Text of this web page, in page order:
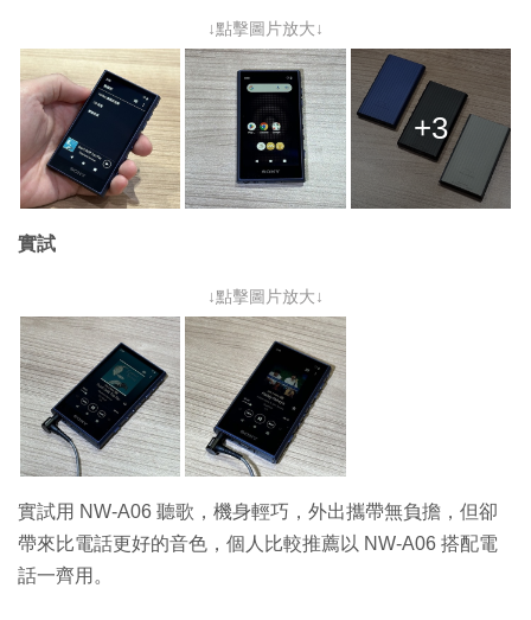
↓點擊圖片放大↓
+3
實試
↓點擊圖片放大↓
實試用 NW-A06 聽歌，機身輕巧，外出攜帶無負擔，但卻
帶來比電話更好的音色，個人比較推薦以 NW-A06 搭配電
話一齊用。